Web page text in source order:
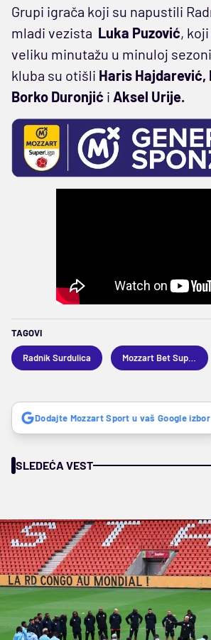
Grupi igrača koji su napustili
mladi vezista Luka Puzović,
veliku minutažu u minuloj
kluba su otišli Haris Hajdarević,
Borko Duronjić i Aksel Urije.
TAGOVI
Radnik Surdulica
Dodajte Mozzart Sport u vaš Google izbor
SLEDEĆA VEST